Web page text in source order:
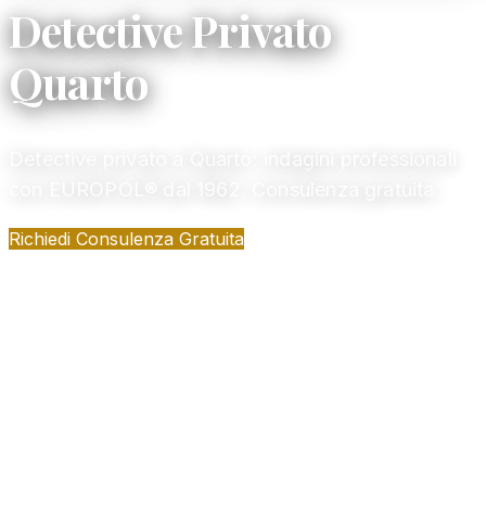
Detective Privato
Quarto
Richiedi Consulenza Gratuita